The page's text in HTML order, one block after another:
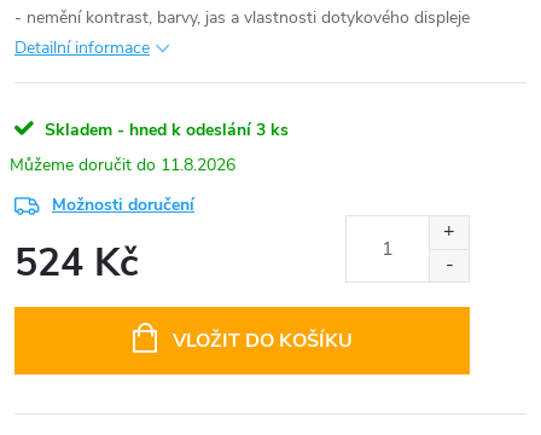
- nemění kontrast, barvy, jas a vlastnosti dotykového displeje
Detailní informace
Skladem - hned k odeslání 3 ks
11.8.2026
Možnosti doručení
524 Kč
VLOŽIT DO KOŠÍKU